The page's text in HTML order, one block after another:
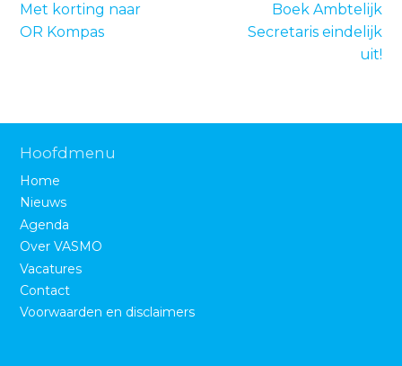
Met korting naar
OR Kompas
Boek Ambtelijk
Secretaris eindelijk
uit!
Hoofdmenu
Home
Nieuws
Agenda
Over VASMO
Vacatures
Contact
Voorwaarden en disclaimers